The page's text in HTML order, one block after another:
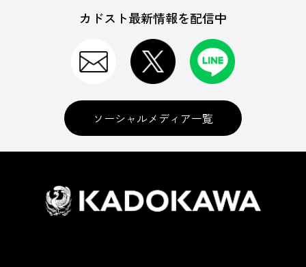
カドスト最新情報を配信中
ソーシャルメディア一覧